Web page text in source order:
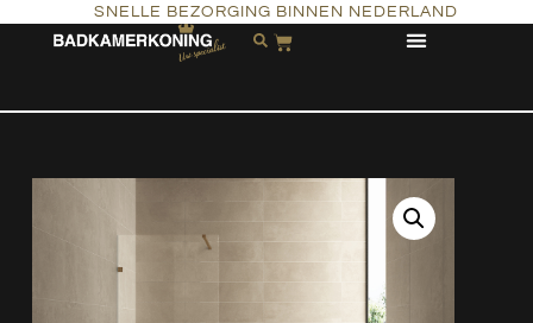
SNELLE BEZORGING BINNEN NEDERLAND